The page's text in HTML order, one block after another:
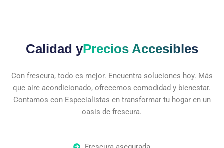
Calidad yPrecios Accesibles
Con frescura, todo es mejor. Encuentra soluciones hoy. Más
que aire acondicionado, ofrecemos comodidad y bienestar.
Contamos con Especialistas en transformar tu hogar en un
oasis de frescura.